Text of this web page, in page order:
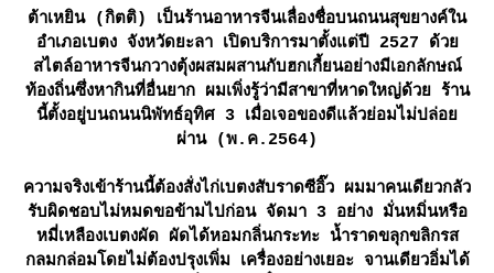
ต้าเหยิน (กิตติ) เป็นร้านอาหารจีนเลื่องชื่อบนถนนสุขยางค์ใน
อำเภอเบตง จังหวัดยะลา เปิดบริการมาตั้งแต่ปี 2527 ด้ว
สไตล์อาหารจีนกวางตุ้งผสมผสานกับฮกเกี้ยนอย่างมีเอกลักษณ์
ท้องถิ่นซึ่งหากินที่อื่นยาก ผมเพิ่งรู้ว่ามีสาขาที่หาดใหญ่ด้วย ร้าน
นี้ตั้งอยู่บนถนนนิพัทธ์อุทิศ 3 เมื่อเจอของดีแล้วย่อมไม่ปล่อ
ผ่าน (พ.ค.2564)
ความจริงเข้าร้านนี้ต้องสั่งไก่เบตงสับราดซีอิ๊ว ผมมาคนเดียวกลัว
รับผิดชอบไม่หมดขอข้ามไปก่อน จัดมา 3 อย่าง มั่นหมิ่นหรือ
หมี่เหลืองเบตงผัด ผัดได้หอมกลิ่นกระทะ น้ำราดขลุกขลิกรส
กลมกล่อมโดยไม่ต้องปรุงเพิ่ม เครื่องอย่างเยอะ จานเดียวอิ่มได้